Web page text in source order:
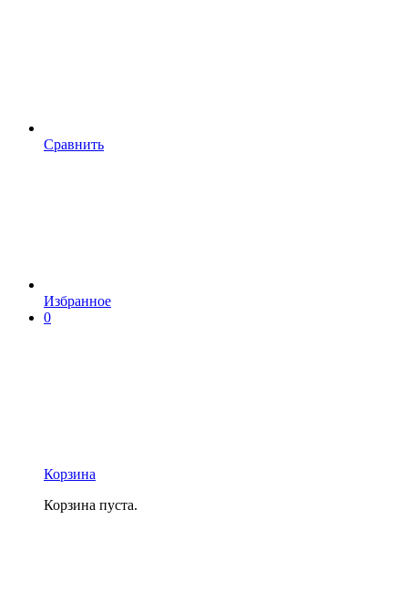
Сравнить
Избранное
0
Корзина
Корзина пуста.